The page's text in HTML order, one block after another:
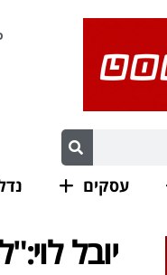
עסקים
יובל